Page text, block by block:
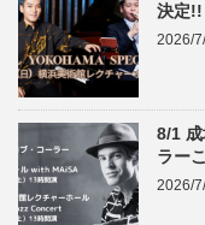
決定!!
2026/
8/1
ラー
2026/